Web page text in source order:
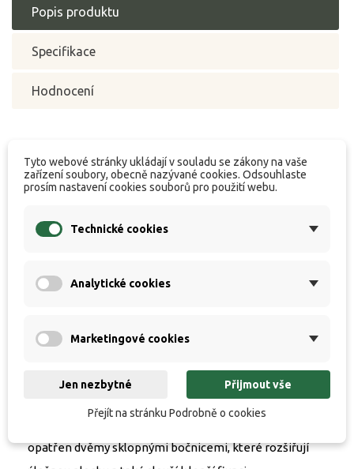
Popis produktu
Specifikace
Hodnocení
Rybářský vozíkNGT Quickfish Trolleyje novinka od
NGT, jedná se o kompaktní vozík s nafukovacími koly o
ideálním pomocníkem na krátké výpravy. Vozík je
lovné místo nachází na vzdáleném místě a vozidlem
zabírají ve vozidle minimum prostoru, přesto však s
časově kratší vycházky. Ocelová konstrukce je
dostatečně pevná a odolná, a tak vozík uveze téměř
vše co se na něj vejde. Na bocích je vozík
opatřen dvěmy sklopnými bočnicemi, které rozšiřují
Tyto webové stránky ukládají v souladu se zákony na vaše
zařízení soubory, obecně nazývané cookies. Odsouhlaste
prosím nastavení cookies souborů pro použití webu.
Technické cookies
Analytické cookies
Marketingové cookies
Jen nezbytné Přijmout vše
Přejít na stránku Podrobně o cookies